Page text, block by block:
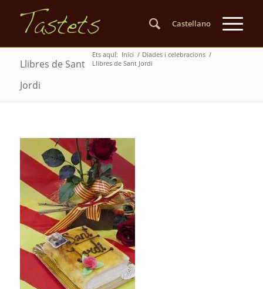
Castellano
Llibres de Sant
Jordi
Ets aquí: Inici / Diades i celebracions /
Llibres de Sant Jordi